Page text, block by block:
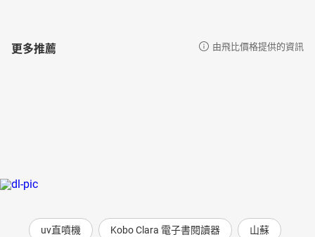
更多推薦 由飛比價格提供的資訊
uv直噴機 Kobo Clara 電子書閱讀器 山蘇